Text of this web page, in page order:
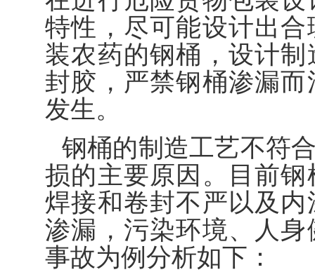
特性，尽可能设计出
装农药的钢桶，设计
封胶，严禁钢桶渗漏
发生。
钢桶的制造工艺不符
损的主要原因。目前
焊接和卷封不严以及
渗漏，污染环境、人
事故为例分析如下：